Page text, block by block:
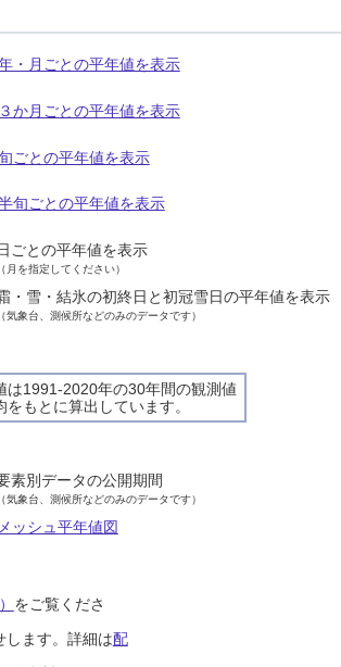
・月ごとの平年値を表示
３か月ごとの平年値を表示
ごとの平年値を表示
旬ごとの平年値を表示
ごとの平年値を表示
（月を指定してください）
・雪・結氷の初終日と初冠雪日の平年値を表示
（気象台、測候所などのみのデータです）
は1991-2020年の30年間の観測値
をもとに算出しています。
素別データの公開期間
（気象台、測候所などのみのデータです）
メッシュ平年値図
をご覧くださ
します。詳細は配